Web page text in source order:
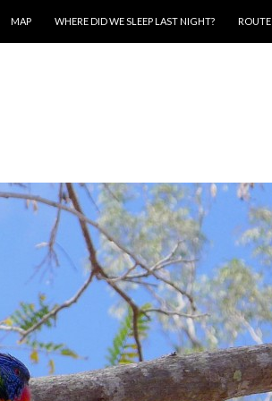
MAP WHERE DID WE SLEEP LAST NIGHT? ROUTE